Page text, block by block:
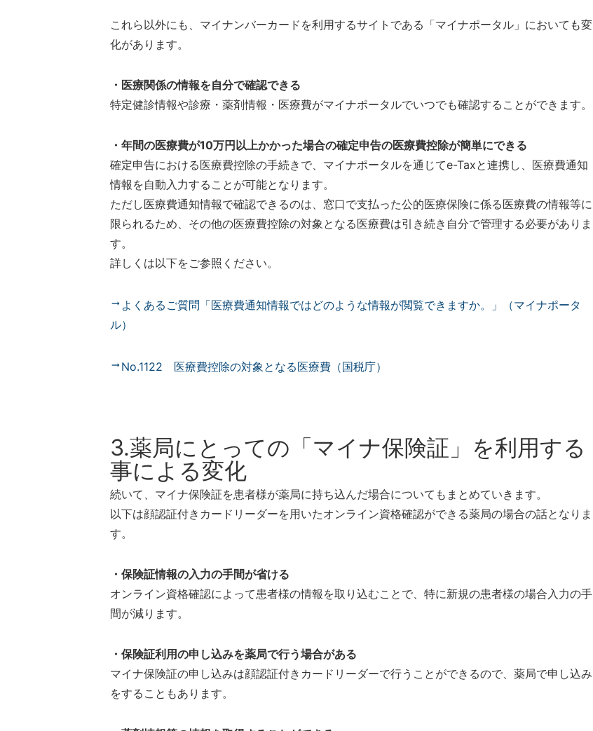
これら以外にも、マイナンバーカードを利用するサイトである「マイナポータル」においても変
化があります。
・医療関係の情報を自分で確認できる
特定健診情報や診療・薬剤情報・医療費がマイナポータルでいつでも確認することができます。
・年間の医療費が10万円以上かかった場合の確定申告の医療費控除が簡単にできる
確定申告における医療費控除の手続きで、マイナポータルを通じてe-Taxと連携し、医療費通知
情報を自動入力することが可能となります。
ただし医療費通知情報で確認できるのは、窓口で支払った公的医療保険に係る医療費の情報等に
限られるため、その他の医療費控除の対象となる医療費は引き続き自分で管理する必要がありま
す。
詳しくは以下をご参照ください。
よくあるご質問「医療費通知情報ではどのような情報が閲覧できますか。」（マイナポータ
ル）
No.1122 医療費控除の対象となる医療費（国税庁）
3.薬局にとっての「マイナ保険証」を利用する
事による変化
続いて、マイナ保険証を患者様が薬局に持ち込んだ場合についてもまとめていきます。
以下は顔認証付きカードリーダーを用いたオンライン資格確認ができる薬局の場合の話となりま
す。
・保険証情報の入力の手間が省ける
オンライン資格確認によって患者様の情報を取り込むことで、特に新規の患者様の場合入力の手
間が減ります。
・保険証利用の申し込みを薬局で行う場合がある
マイナ保険証の申し込みは顔認証付きカードリーダーで行うことができるので、薬局で申し込み
をすることもあります。